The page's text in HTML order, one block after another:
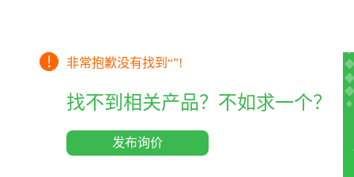
非常抱歉没有找到“”!
找不到相关产品？不如求一个？
发布询价